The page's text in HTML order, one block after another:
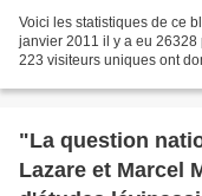
Voici les statistiques de ce
janvier 2011 il y a eu
223 visiteurs uniques ont
"La question
Lazare et Marcel